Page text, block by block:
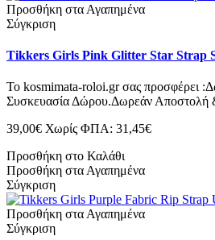
Προσθήκη στα Αγαπημένα
Σύγκριση
Tikkers Girls Pink Glitter Star Strap
Το kosmimata-roloi.gr σας προσφέρει
Συσκευασία Δώρου.Δωρεάν Αποστολή
39,00€ Χωρίς ΦΠΑ: 31,45€
Προσθήκη στο Καλάθι
Προσθήκη στα Αγαπημένα
Σύγκριση
Προσθήκη στα Αγαπημένα
Σύγκριση